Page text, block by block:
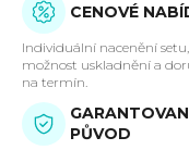
CENOVÉ
Individuální nacenění setu,
možnost uskladnění a
na termín.
PŮVOD